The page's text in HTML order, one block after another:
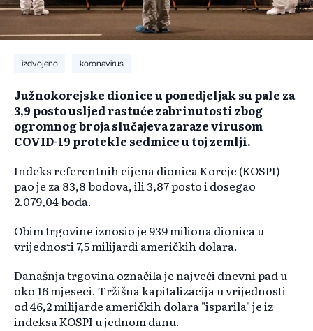
izdvojeno koronavirus
Južnokorejske dionice u ponedjeljak su pale za
3,9 posto usljed rastuće zabrinutosti zbog
ogromnog broja slučajeva zaraze virusom
COVID-19 protekle sedmice u toj zemlji.
Indeks referentnih cijena dionica Koreje (KOSPI)
pao je za 83,8 bodova, ili 3,87 posto i dosegao
2.079,04 boda.
Obim trgovine iznosio je 939 miliona dionica u
vrijednosti 7,5 milijardi američkih dolara.
Današnja trgovina označila je najveći dnevni pad u
oko 16 mjeseci. Tržišna kapitalizacija u vrijednosti
od 46,2 milijarde američkih dolara "isparila" je iz
indeksa KOSPI u jednom danu.